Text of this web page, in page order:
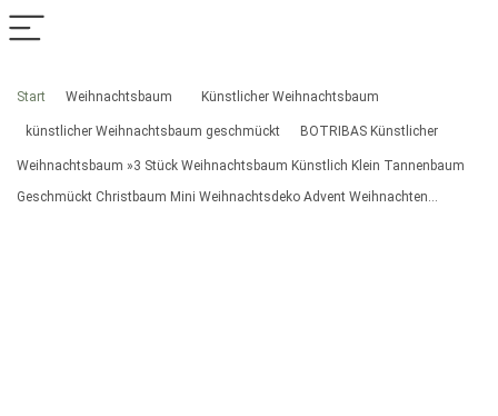
Start Weihnachtsbaum Künstlicher Weihnachtsbaum
künstlicher Weihnachtsbaum geschmückt BOTRIBAS Künstlicher
Weihnachtsbaum »3 Stück Weihnachtsbaum Künstlich Klein Tannenbaum
Geschmückt Christbaum Mini Weihnachtsdeko Advent Weihnachten…